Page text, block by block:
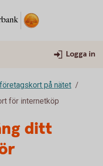
Logga in
på nätet
för internetköp
ditt